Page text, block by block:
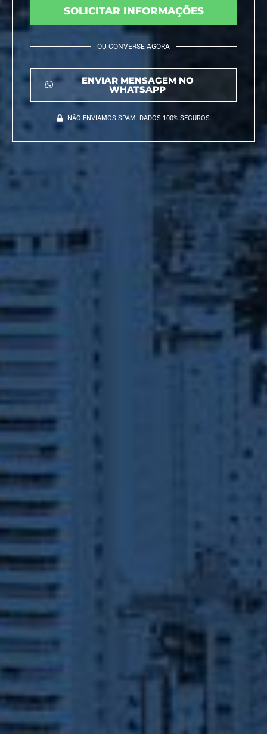
SOLICITAR INFORMAÇÕES
OU CONVERSE AGORA
ENVIAR MENSAGEM NO
WHATSAPP
NÃO ENVIAMOS SPAM. DADOS 100% SEGUROS.